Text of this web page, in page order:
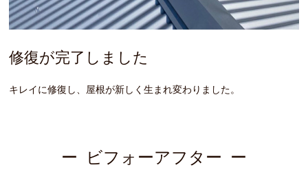
修復が完了しました
キレイに修復し、屋根が新しく生まれ変わりました。
ビフォーアフター